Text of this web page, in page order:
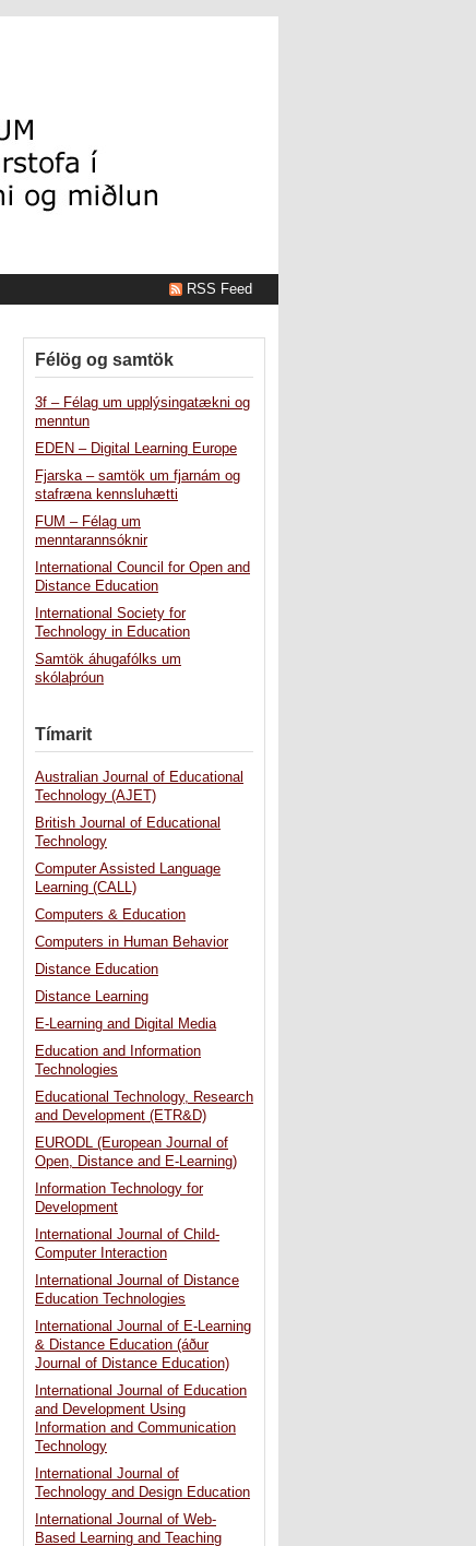
RSS Feed
Félög og samtök
3f – Félag um upplýsingatækni og
menntun
EDEN – Digital Learning Europe
Fjarska – samtök um fjarnám og
stafræna kennsluhætti
FUM – Félag um
menntarannsóknir
International Council for Open and
Distance Education
International Society for
Technology in Education
Samtök áhugafólks um
skólaþróun
Tímarit
Australian Journal of Educational
Technology (AJET)
British Journal of Educational
Technology
Computer Assisted Language
Learning (CALL)
Computers & Education
Computers in Human Behavior
Distance Education
Distance Learning
E-Learning and Digital Media
Education and Information
Technologies
Educational Technology, Research
and Development (ETR&D)
EURODL (European Journal of
Open, Distance and E-Learning)
Information Technology for
Development
International Journal of Child-
Computer Interaction
International Journal of Distance
Education Technologies
International Journal of E-Learning
& Distance Education (áður
Journal of Distance Education)
International Journal of Education
and Development Using
Information and Communication
Technology
International Journal of
Technology and Design Education
International Journal of Web-
Based Learning and Teaching